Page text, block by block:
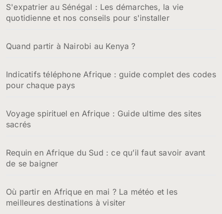
S'expatrier au Sénégal : Les démarches, la vie
quotidienne et nos conseils pour s'installer
Quand partir à Nairobi au Kenya ?
Indicatifs téléphone Afrique : guide complet des codes
pour chaque pays
Voyage spirituel en Afrique : Guide ultime des sites
sacrés
Requin en Afrique du Sud : ce qu’il faut savoir avant
de se baigner
Où partir en Afrique en mai ? La météo et les
meilleures destinations à visiter